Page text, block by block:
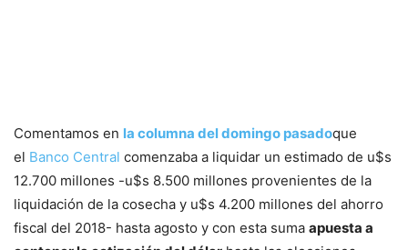
Comentamos en la columna del domingo pasadoque
el Banco Central comenzaba a liquidar un estimado de u$s
12.700 millones -u$s 8.500 millones provenientes de la
liquidación de la cosecha y u$s 4.200 millones del ahorro
fiscal del 2018- hasta agosto y con esta suma apuesta a